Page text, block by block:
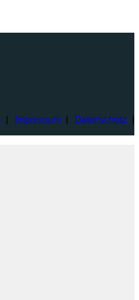
Impressum| Datenschutz